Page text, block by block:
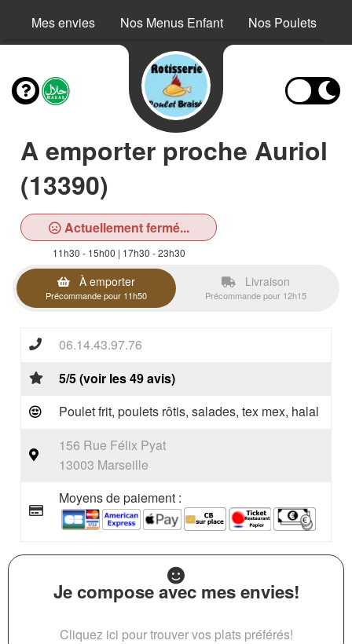
Mes envies Nos Menus Enfant Nos Poulets
A emporter proche Auriol
(13390)
Actuellement fermé...
11h30 - 15h00 | 17h30 - 23h30
À emporter
Précommande pour 11h50
Livraison
Précommande pour 12h15
06.14.43.97.76
5/5 (voir les 49 avis)
Poulet frit, poulets rôtis, salades, tex mex, halal
156 Rue Félix Pyat
13003 Marseille
Moyens de paiement :
Je compose avec mes envies!
Cliquez ici pour trouver vos plats préférés!